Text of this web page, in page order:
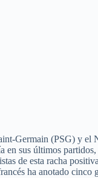
Germain (PSG) y el
en sus últimos
de esta racha
ha anotado cinco